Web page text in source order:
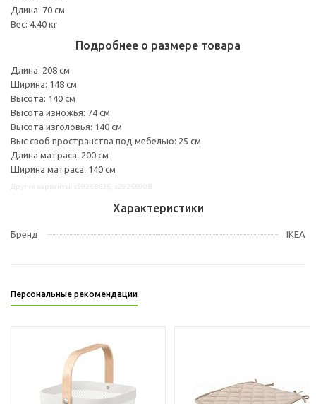
Длина: 70 см
Вес: 4.40 кг
Подробнее о размере товара
Длина: 208 см
Ширина: 148 см
Высота: 140 см
Высота изножья: 74 см
Высота изголовья: 140 см
Выс своб пространства под мебелью: 25 см
Длина матраса: 200 см
Ширина матраса: 140 см
Характеристики
Бренд IKEA
Персональные рекомендации